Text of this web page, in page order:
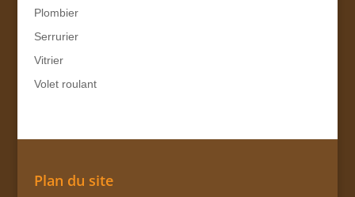
Plombier
Serrurier
Vitrier
Volet roulant
Plan du site